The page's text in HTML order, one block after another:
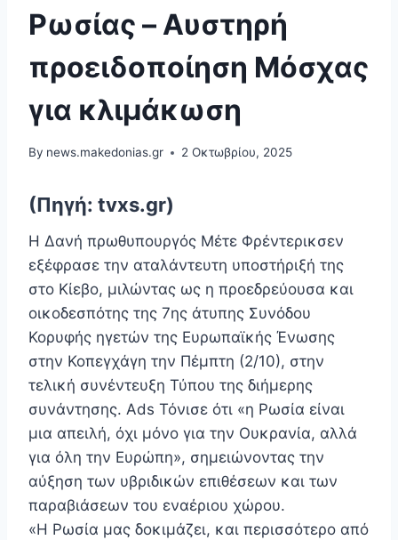
Ρωσίας – Aυστηρή
προειδοποίηση Μόσχας
για κλιμάκωση
By news.makedonias.gr 2 Οκτωβρίου, 2025
(Πηγή: tvxs.gr)
Η Δανή πρωθυπουργός Μέτε Φρέντερικσεν
εξέφρασε την αταλάντευτη υποστήριξή της
στο Κίεβο, μιλώντας ως η προεδρεύουσα και
οικοδεσπότης της 7ης άτυπης Συνόδου
Κορυφής ηγετών της Ευρωπαϊκής Ένωσης
στην Κοπεγχάγη την Πέμπτη (2/10), στην
τελική συνέντευξη Τύπου της διήμερης
συνάντησης. Ads Τόνισε ότι «η Ρωσία είναι
μια απειλή, όχι μόνο για την Ουκρανία, αλλά
για όλη την Ευρώπη», σημειώνοντας την
αύξηση των υβριδικών επιθέσεων και των
παραβιάσεων του εναέριου χώρου.
«Η Ρωσία μας δοκιμάζει, και περισσότερο από